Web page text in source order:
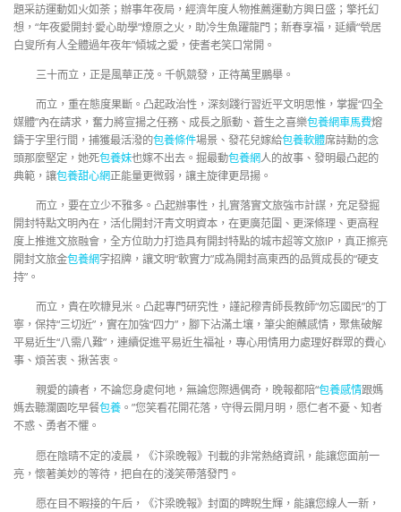
題采訪運動如火如荼；辦事年夜局，經濟年度人物推薦運動方興日盛；擎托幻
想，“年夜愛開封·愛心助學”燎原之火，助冷生魚躍龍門；新春享福，延續“煢居
白叟所有人全體過年夜年”傾城之愛，使耆老笑口常開。
三十而立，正是風華正茂。千帆競發，正待萬里鵬舉。
而立，重在態度果斷。凸起政治性，深刻踐行習近平文明思惟，掌握“四全
媒體”內在請求，奮力將宣揚之任務、成長之脈動、蒼生之喜樂包養網車馬費熔
鑄于字里行間，捕獲最活潑的包養條件場景、發花兒嫁給包養軟體席詩勳的念
頭那麼堅定，她死包養妹也嫁不出去。掘最動包養網人的故事、發明最凸起的
典範，讓包養甜心網正能量更微弱，讓主旋律更昂揚。
而立，要在立少不雅多。凸起辦事性，扎實落實文旅強市計謀，充足發掘
開封特點文明內在，活化開封汗青文明資本，在更廣范圍、更深條理、更高程
度上推進文旅融會，全方位助力打造具有開封特點的城市超等文旅IP，真正擦亮
開封文旅金包養網字招牌，讓文明“軟實力”成為開封高東西的品質成長的“硬支
持”。
而立，貴在吹糠見米。凸起專門研究性，謹記穆青師長教師“勿忘國民”的丁
寧，保持“三切近”，實在加強“四力”，腳下沾滿土壤，筆尖飽蘸感情，聚焦破解
平易近生“八需八難”，連續促進平易近生福祉，專心用情用力處理好群眾的費心
事、煩苦衷、揪苦衷。
親愛的讀者，不論您身處何地，無論您際遇偶奇，晚報都陪“包養感情跟媽
媽去聽瀾園吃早餐包養 。”您笑看花開花落，守得云開月明，愿仁者不憂、知者
不惑、勇者不懼。
愿在陰晴不定的凌晨，《汴梁晚報》刊載的非常熱絡資訊，能讓您面前一
亮，懷著美妙的等待，把自在的淺笑帶落發門。
愿在目不暇接的午后，《汴梁晚報》封面的睥睨生輝，能讓您線人一新，